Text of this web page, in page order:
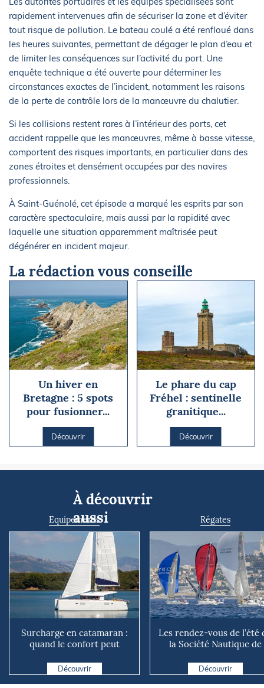
rapidement intervenues afin de sécuriser la zone et d’éviter
tout risque de pollution. Le bateau coulé a été renfloué dans
les heures suivantes, permettant de dégager le plan d’eau et
de limiter les conséquences sur l’activité du port. Une
enquête technique a été ouverte pour déterminer les
circonstances exactes de l’incident, notamment les raisons
de la perte de contrôle lors de la manœuvre du chalutier.
Si les collisions restent rares à l’intérieur des ports, cet
accident rappelle que les manœuvres, même à basse vitesse,
comportent des risques importants, en particulier dans des
zones étroites et densément occupées par des navires
professionnels.
À Saint-Guénolé, cet épisode a marqué les esprits par son
caractère spectaculaire, mais aussi par la rapidité avec
laquelle une situation apparemment maîtrisée peut
dégénérer en incident majeur.
La rédaction vous conseille
Un hiver en
Bretagne : 5 spots
pour fusionner...
Découvrir
Le phare du cap
Fréhel : sentinelle
granitique...
Découvrir
À découvrir
aussi
Equipements
Surcharge en catamaran :
quand le confort peut
Découvrir
Régates
Les rendez-vous de l’été
la Société Nautique de
Découvrir